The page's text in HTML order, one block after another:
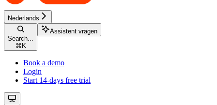
Nederlands
Search...
⌘ K
Assistent vragen
Book a demo
Login
Start 14-days free trial